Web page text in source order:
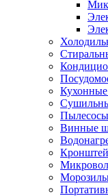
Пылесосы
Винные